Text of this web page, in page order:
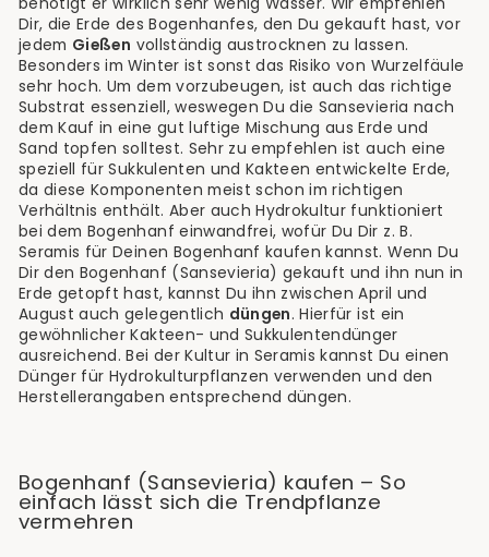
Dir, die Erde des Bogenhanfes, den Du gekauft hast, vor
jedem Gießen vollständig austrocknen zu lassen.
Besonders im Winter ist sonst das Risiko von Wurzelfäule
sehr hoch. Um dem vorzubeugen, ist auch das richtige
Substrat essenziell, weswegen Du die Sansevieria nach
dem Kauf in eine gut luftige Mischung aus Erde und
Sand topfen solltest. Sehr zu empfehlen ist auch eine
speziell für Sukkulenten und Kakteen entwickelte Erde,
da diese Komponenten meist schon im richtigen
Verhältnis enthält. Aber auch Hydrokultur funktioniert
bei dem Bogenhanf einwandfrei, wofür Du Dir z. B.
Seramis für Deinen Bogenhanf kaufen kannst. Wenn Du
Dir den Bogenhanf (Sansevieria) gekauft und ihn nun in
Erde getopft hast, kannst Du ihn zwischen April und
August auch gelegentlich düngen. Hierfür ist ein
gewöhnlicher Kakteen- und Sukkulentendünger
ausreichend. Bei der Kultur in Seramis kannst Du einen
Dünger für Hydrokulturpflanzen verwenden und den
Herstellerangaben entsprechend düngen.
Bogenhanf (Sansevieria) kaufen – So
einfach lässt sich die Trendpflanze
vermehren